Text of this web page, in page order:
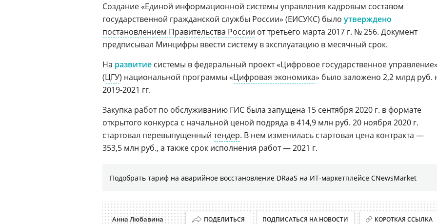
Создание «Единой информационной системы управления кадровым составом
государственной гражданской службы России» (ЕИСУКС) было утверждено
постановлением Правительства России от третьего марта 2017 г. № 256. Документ
предписывал Минцифры ввести систему в эксплуатацию в месячный срок.
На развитие системы в федеральный проект «Цифровое государственное
(ЦГУ) национальной программы «Цифровая экономика» было заложено 2,2 млрд руб.
2019-2021 гг.
Закупка работ по обслуживанию ГИС была запущена 15 сентября 2020 г. в формате
открытого конкурса с начальной ценой подряда в 414,9 млн руб. 20 ноября 2020 г.
стартовал перевыпущенный тендер. В нем изменилась стартовая цена контракта —
353,5 млн руб., а также срок исполнения работ — 2021 г.
Подобрать тариф на аварийное восстановление DRaaS на ИТ-маркетплейсе CNewsMarket
Анна Любавина ПОДЕЛИТЬСЯ ПОДПИСАТЬСЯ НА НОВОСТИ КОРОТКАЯ ССЫЛКА